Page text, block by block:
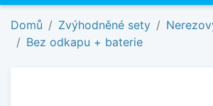
Domů Zvýhodněné sety
Bez odkapu + baterie